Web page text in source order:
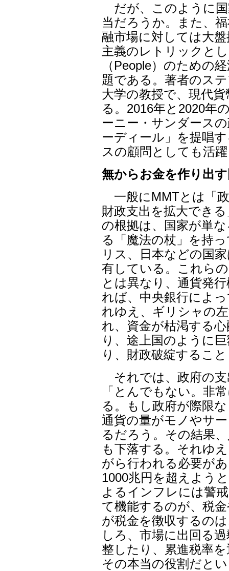
だが、このように国
当だろうか。また、
融市場に対しては大
主義のレトリックと
（People）のための
題である。著者のス
大学の教授で、現代
る。2016年と2020年
ーニー・サンダース
ーディール」を提唱
スの顧問としても活
無からお金を作り出
一般にMMTとは「
財政支出を拡大でき
の根拠は、国家が単
る「魔法の杖」を持
リス、日本などの国
有している。これら
とは異なり、通貨発
れば、中央銀行によ
れゆえ、ギリシャの
れ、資金が枯渇する
り、途上国のように
り、財政破綻するこ
それでは、政府の
「とんでもない。非
る。もし政府が際限
通貨の量がモノやサ
るだろう。その結果
も下落する。それゆ
がら行われる必要が
1000兆円を超えよう
よるインフレには警
て機能するのが、税
が税金を徴収するの
しろ、市場に出回る
整したり、累進税率
その本当の役割だと